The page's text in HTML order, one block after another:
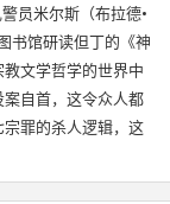
员米尔斯（布拉德•
书馆研读但丁的《神
文学哲学的世界中
自首，这令众人都
罪的杀人逻辑，这